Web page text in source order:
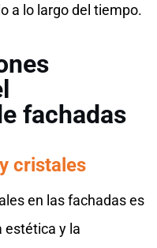
a lo largo del tiempo.
fachadas
cristales
en las fachadas es
estética y la